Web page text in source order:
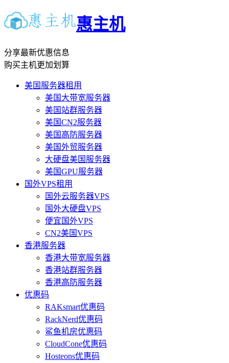
惠主机
分享最新优惠信息
购买主机更加划算
美国服务器租用
美国大带宽服务器
美国站群服务器
美国CN2服务器
美国高防服务器
美国外贸服务器
大硬盘美国服务器
美国GPU服务器
国外VPS租用
国外云服务器VPS
国外大硬盘VPS
便宜国外VPS
CN2美国VPS
香港服务器
香港大带宽服务器
香港站群服务器
香港高防服务器
优惠码
RAKsmart优惠码
RackNerd优惠码
鲨鱼机房优惠码
CloudCone优惠码
Hosteons优惠码